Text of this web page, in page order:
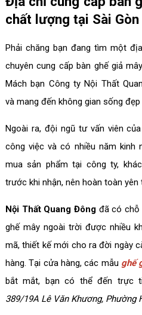
chất lượng tại Sài Gòn
Phải chăng bạn đang tìm một
chuyên cung cấp bàn ghế giả
Mách bạn Công ty Nội Thất
và mang đến không gian sống
Ngoài ra, đội ngũ tư vấn viên
công việc và có nhiều năm kinh
mua sản phẩm tại công ty,
trước khi nhận, nên hoàn toàn yên
Nội Thất Quang Đôngđã có chỗ
ghế mây ngoài trời được nhiều
mã, thiết kế mới cho ra đời ngày
hàng. Tại cửa hàng, các mẫu ghế
bắt mắt, bạn có thể đến trực
389/19A Lê Văn Khương, Phường